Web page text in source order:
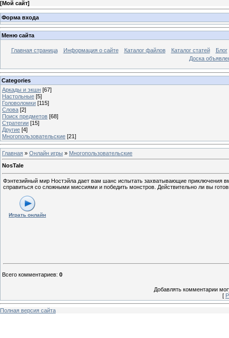
[Мой сайт]
Форма входа
Меню сайта
Главная страница Информация о сайте Каталог файлов Каталог статей
Блог
Доска
Categories
Аркады и экшн [67]
Настольные [5]
Головоломки [115]
Слова [2]
Поиск предметов [68]
Стратегии [15]
Другие [4]
Многопользовательские [21]
Главная » Онлайн игры » Многопользовательские
NosTale
Фэнтезийный мир Ностэйла дает вам шанс испытать захватывающие
справиться со сложными миссиями и победить монстров. Действительно ли вы
Играть онлайн
Всего комментариев: 0
Добавлять комментарии
[
Полная версия сайта